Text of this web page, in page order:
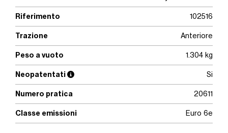
Riferimento 102516
Trazione Anteriore
Peso a vuoto 1.304 kg
Neopatentati Si
Numero pratica 20611
Classe emissioni Euro 6e